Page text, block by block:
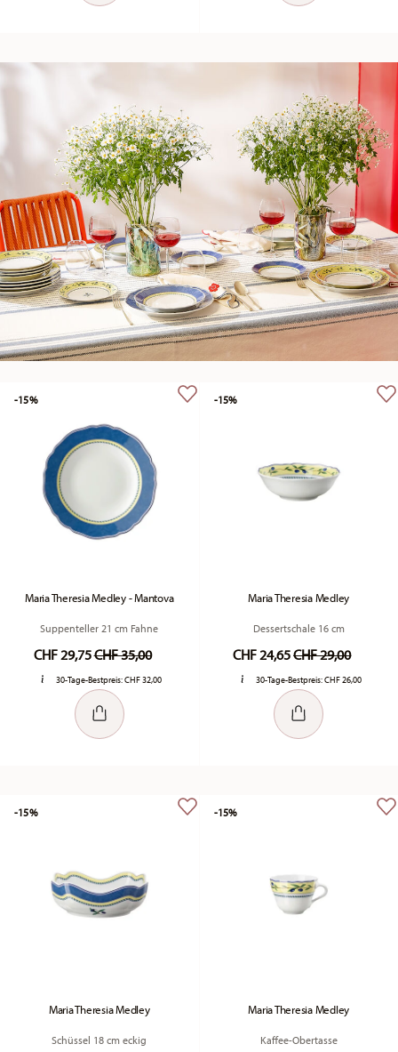
Maria Theresia Medley - Mantova
Suppenteller 21 cm Fahne
CHF 29,75Price reduced from
CHF 35,00to
30-Tage-Bestpreis:CHF 32,00
-15%
Maria Theresia Medley
Dessertschale 16 cm
CHF 24,65Price reduced
CHF 29,00to
30-Tage-Bestpreis:CHF 26,00
-15%
Maria Theresia Medley
Schüssel 18 cm eckig
-15%
Maria Theresia Medley
Kaffee-Obertasse
-15%